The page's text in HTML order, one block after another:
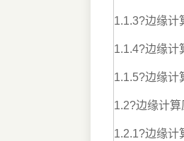
1.1.3?边缘计
1.1.4?边缘计
1.1.5?边缘计
1.2?边缘计算
1.2.1?边缘计